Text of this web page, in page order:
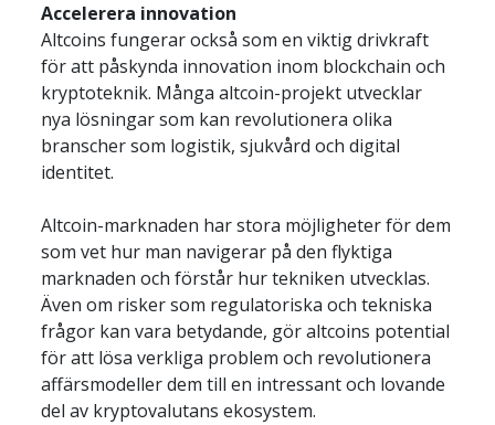
Accelerera innovation
Altcoins fungerar också som en viktig drivkraft
för att påskynda innovation inom blockchain och
kryptoteknik. Många altcoin-projekt utvecklar
nya lösningar som kan revolutionera olika
branscher som logistik, sjukvård och digital
identitet.
Altcoin-marknaden har stora möjligheter för dem
som vet hur man navigerar på den flyktiga
marknaden och förstår hur tekniken utvecklas.
Även om risker som regulatoriska och tekniska
frågor kan vara betydande, gör altcoins potential
för att lösa verkliga problem och revolutionera
affärsmodeller dem till en intressant och lovande
del av kryptovalutans ekosystem.